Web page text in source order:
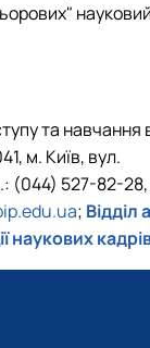
та навчання
м. Київ, вул.
(044) 527-82-28,
; Відділ а
наукових